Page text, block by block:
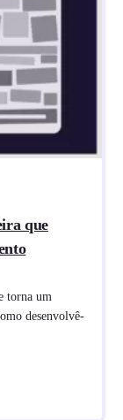
que
torna um
desenvolvê-